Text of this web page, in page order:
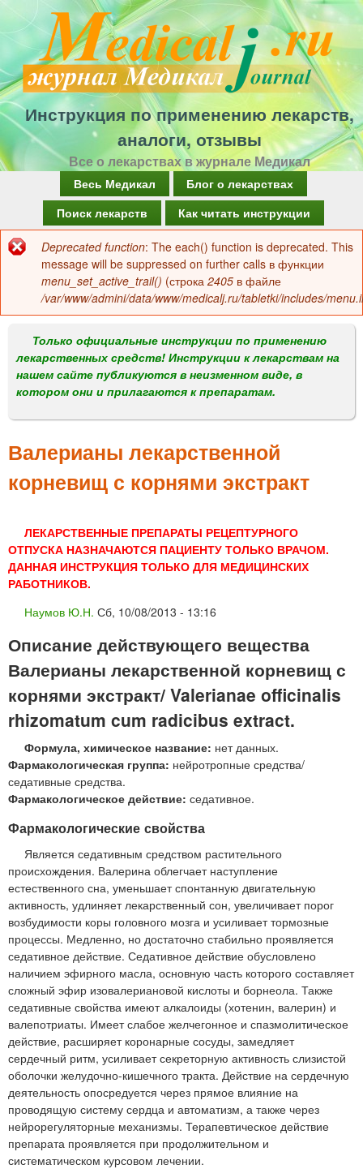
Перейти
к
основному
содержанию
Инструкция по применению лекарств,
аналоги, отзывы
Все о лекарствах в журнале Медикал
а
в
о
м
е
н
Весь Медикал
Блог о лекарствах
Поиск лекарств
Как читать инструкции
Сообщение
об
ошибке
Deprecated function: The each() function is deprecated. This
message will be suppressed on further calls в функции
menu_set_active_trail() (строка 2405 в файле
/var/www/admini/data/www/medicalj.ru/tabletki/includes/
Только официальные инструкции по применению
лекарственных средств! Инструкции к лекарствам на
нашем сайте публикуются в неизменном виде, в
котором они и прилагаются к препаратам.
Валерианы лекарственной
корневищ с корнями экстракт
ЛЕКАРСТВЕННЫЕ ПРЕПАРАТЫ РЕЦЕПТУРНОГО
ОТПУСКА НАЗНАЧАЮТСЯ ПАЦИЕНТУ ТОЛЬКО ВРАЧОМ.
ДАННАЯ ИНСТРУКЦИЯ ТОЛЬКО ДЛЯ МЕДИЦИНСКИХ
РАБОТНИКОВ.
Наумов Ю.Н. Сб, 10/08/2013 - 13:16
Описание действующего вещества
Валерианы лекарственной корневищ с
корнями экстракт/ Valerianae officinalis
rhizomatum cum radicibus extract.
Формула, химическое название: нет данных.
Фармакологическая группа: нейротропные средства/
седативные средства.
Фармакологическое действие: седативное.
Фармакологические свойства
Является седативным средством растительного
происхождения. Валерина облегчает наступление
естественного сна, уменьшает спонтанную двигательную
активность, удлиняет лекарственный сон, увеличивает порог
возбудимости коры головного мозга и усиливает тормозные
процессы. Медленно, но достаточно стабильно проявляется
седативное действие. Седативное действие обусловлено
наличием эфирного масла, основную часть которого составляет
сложный эфир изовалериановой кислоты и борнеола. Также
седативные свойства имеют алкалоиды (хотенин, валерин) и
валепотриаты. Имеет слабое желчегонное и спазмолитическое
действие, расширяет коронарные сосуды, замедляет
сердечный ритм, усиливает секреторную активность слизистой
оболочки желудочно-кишечного тракта. Действие на сердечную
деятельность опосредуется через прямое влияние на
проводящую систему сердца и автоматизм, а также через
нейрорегуляторные механизмы. Терапевтическое действие
препарата проявляется при продолжительном и
систематическом курсовом лечении.